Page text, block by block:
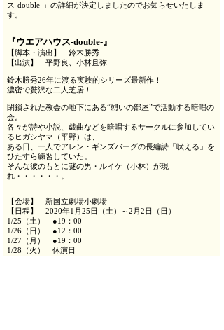
ス-double-」の詳細が決定しましたのでお知らせいたしま
す。
『ウエアハウス-double-』
【脚本・演出】 鈴木勝秀
【出演】 平野良、小林且弥
鈴木勝秀26年に渡る実験的シリーズ最新作！
濃密で贅沢な二人芝居！
閉鎖された教会の地下にある“憩いの部屋”で活動する暗唱の
会。
各々が詩や小説、戯曲などを暗唱するサークルに参加してい
るヒガシヤマ（平野）は、
ある日、一人でアレン・ギンズバーグの長編詩「吠える」を
ひたすら練習していた。
そんな彼のもとに謎の男・ルイケ（小林）が現
れ・・・・・・。
【会場】 新国立劇場小劇場
【日程】 2020年1月25日（土）～2月2日（日）
1/25（土） ●19：00
1/26（日） ●12：00
1/27（月） ●19：00
1/28（火） 休演日